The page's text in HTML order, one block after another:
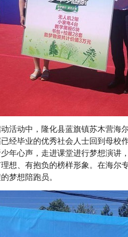
动中，隆化县蓝旗镇苏木营海
经毕业的优秀社会人士回到母校
年心声，走进课堂进行梦想演讲
想、有抱负的榜样形象。在海尔
梦想陪跑员。